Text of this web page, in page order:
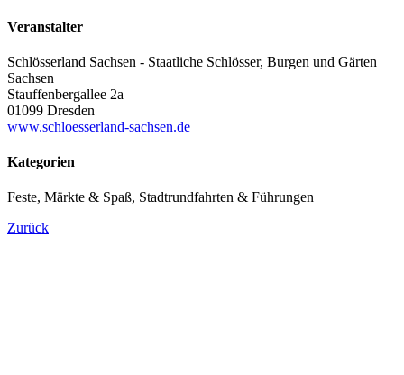
Veranstalter
Schlösserland Sachsen - Staatliche Schlösser, Burgen und Gärten
Sachsen
Stauffenbergallee 2a
01099 Dresden
www.schloesserland-sachsen.de
Kategorien
Feste, Märkte & Spaß, Stadtrundfahrten & Führungen
Zurück